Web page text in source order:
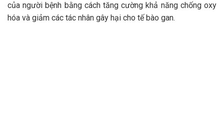
của người bệnh bằng cách tăng cường khả năng chống oxy
hóa và giảm các tác nhân gây hại cho tế bào gan.